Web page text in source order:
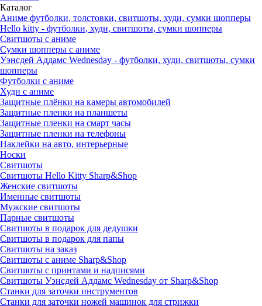
Каталог
Аниме футболки, толстовки, свитшоты, худи, сумки шопперы
Hello kitty - футболки, худи, свитшоты, сумки шопперы
Свитшоты с аниме
Сумки шопперы с аниме
Уэнсдей Аддамс Wednesday - футболки, худи, свитшоты, сумки
шопперы
Футболки с аниме
Худи с аниме
Защитные плёнки на камеры автомобилей
Защитные пленки на планшеты
Защитные пленки на смарт часы
Защитные пленки на телефоны
Наклейки на авто, интерьерные
Носки
Свитшоты
Cвитшоты Hello Kitty Sharp&Shop
Женские свитшоты
Именные свитшоты
Мужские свитшоты
Парные свитшоты
Свитшоты в подарок для дедушки
Свитшоты в подарок для папы
Свитшоты на заказ
Свитшоты с аниме Sharp&Shop
Свитшоты с принтами и надписями
Свитшоты Уэнсдей Аддамс Wednesday от Sharp&Shop
Станки для заточки инструментов
Станки для заточки ножей машинок для стрижки